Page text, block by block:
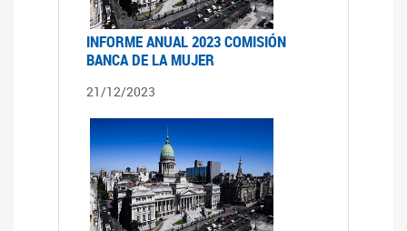
INFORME ANUAL 2023 COMISIÓN
BANCA DE LA MUJER
21/12/2023